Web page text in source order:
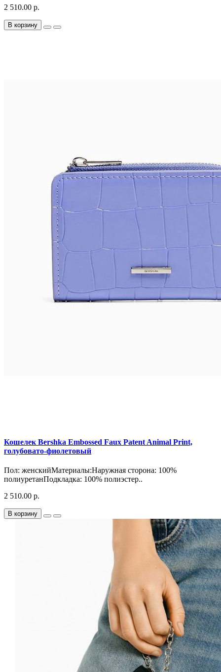
2 510.00 р.
В корзину
Кошелек Bershka Embossed Faux Patent Animal Print,
голубовато-фиолетовый
Пол: женскийМатериалы:Наружная сторона: 100%
полиуретанПодкладка: 100% полиэстер..
2 510.00 р.
В корзину